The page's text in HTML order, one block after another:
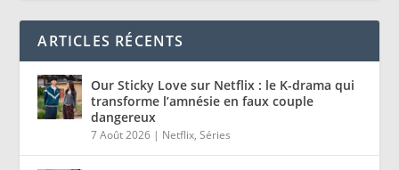
ARTICLES RÉCENTS
Our Sticky Love sur Netflix : le K-drama qui
transforme l’amnésie en faux couple
dangereux
7 Août 2026 | Netflix,Séries